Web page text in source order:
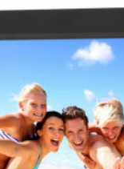
stéréo intégré